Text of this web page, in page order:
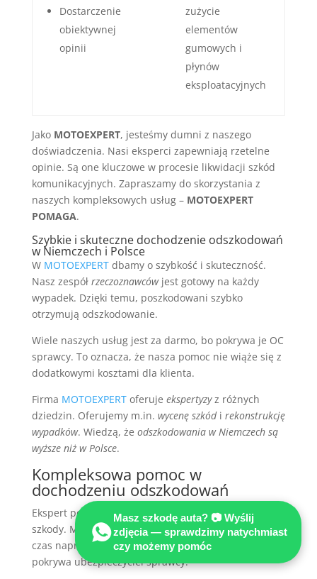
Dostarczenie
obiektywnej
opinii
zużycie
elementów
gumowych i
płynów
eksploatacyjnych
Jako MOTOEXPERT, jesteśmy dumni z naszego
doświadczenia. Nasi eksperci zapewniają rzetelne
opinie. Są one kluczowe w procesie likwidacji szkód
komunikacyjnych. Zapraszamy do skorzystania z
naszych kompleksowych usług – MOTOEXPERT
POMAGA.
Szybkie i skuteczne dochodzenie odszkodowań
w Niemczech i Polsce
W MOTOEXPERTdbamy o szybkość i skuteczność.
Nasz zespół rzeczoznawcówjest gotowy na każdy
wypadek. Dzięki temu, poszkodowani szybko
otrzymują odszkodowanie.
Wiele naszych usług jest za darmo, bo pokrywa je OC
sprawcy. To oznacza, że nasza pomoc nie wiąże się z
dodatkowymi kosztami dla klienta.
Firma MOTOEXPERToferuje ekspertyzyz różnych
dziedzin. Oferujemy m.in. wycenę szkódi rekonstrukcję
wypadków. Wiedzą, że odszkodowania w Niemczech są
wyższe niż w Polsce.
Kompleksowa pomoc w
dochodzeniu odszkodowań
Ekspert pomoże uzyskać pełne odszkodowanie za
szkody. Można też skorzystać zauto zastępczegona
czas naprawy. Holowanie uszkodzonego pojazdu
pokrywa ubezpieczyciel sprawcy.
Masz szkodę auta? 📷 Wyślij
zdjęcia — sprawdzimy natychmiast
czy możemy pomóc